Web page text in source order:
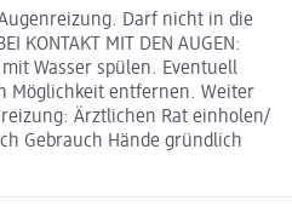
Darf nicht in die
KONTAKT MIT DEN AUGEN:
Wasser spülen. Eventuell
Möglichkeit entfernen. Weiter
Ärztlichen Rat einholen/
Gebrauch Hände gründlich